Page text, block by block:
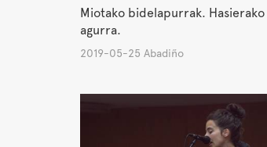
Miotako bidelapurrak. Hasierako
agurra.
2019-05-25 Abadiño